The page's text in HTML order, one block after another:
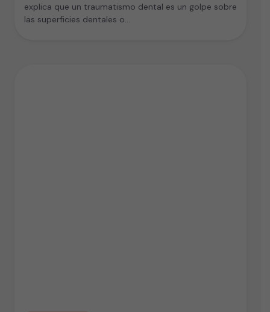
explica que un traumatismo dental es un golpe sobre
las superficies dentales o…